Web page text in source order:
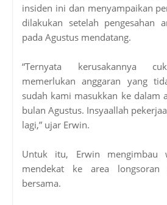
insiden ini dan menyampaikan
dilakukan setelah pengesahan
pada Agustus mendatang.
“Ternyata kerusakannya
memerlukan anggaran yang
sudah kami masukkan ke dalam
bulan Agustus. Insyaallah
lagi,” ujar Erwin.
Untuk itu, Erwin mengimbau
mendekat ke area longsoran
bersama.